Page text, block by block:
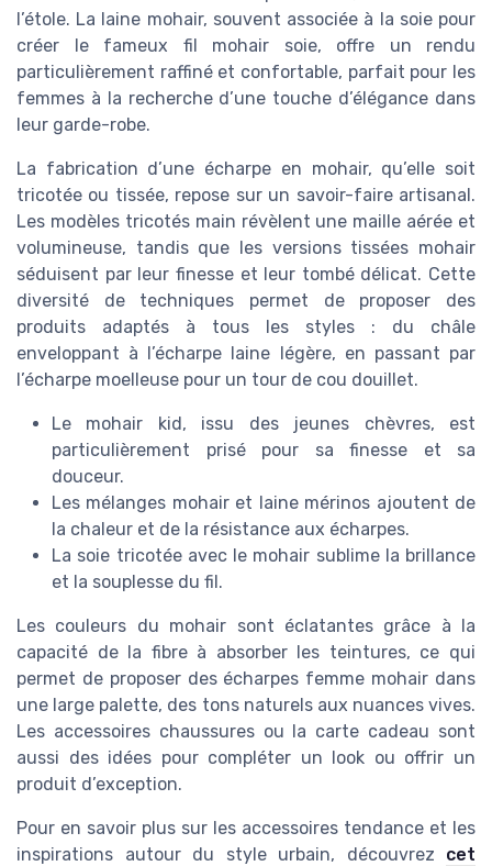
l’étole. La laine mohair, souvent associée à la soie pour
créer le fameux fil mohair soie, offre un rendu
particulièrement raffiné et confortable, parfait pour les
femmes à la recherche d’une touche d’élégance dans
leur garde-robe.
La fabrication d’une écharpe en mohair, qu’elle soit
tricotée ou tissée, repose sur un savoir-faire artisanal.
Les modèles tricotés main révèlent une maille aérée et
volumineuse, tandis que les versions tissées mohair
séduisent par leur finesse et leur tombé délicat. Cette
diversité de techniques permet de proposer des
produits adaptés à tous les styles : du châle
enveloppant à l’écharpe laine légère, en passant par
l’écharpe moelleuse pour un tour de cou douillet.
Le mohair kid, issu des jeunes chèvres, est
particulièrement prisé pour sa finesse et sa
douceur.
Les mélanges mohair et laine mérinos ajoutent de
la chaleur et de la résistance aux écharpes.
La soie tricotée avec le mohair sublime la brillance
et la souplesse du fil.
Les couleurs du mohair sont éclatantes grâce à la
capacité de la fibre à absorber les teintures, ce qui
permet de proposer des écharpes femme mohair dans
une large palette, des tons naturels aux nuances vives.
Les accessoires chaussures ou la carte cadeau sont
aussi des idées pour compléter un look ou offrir un
produit d’exception.
Pour en savoir plus sur les accessoires tendance et les
inspirations autour du style urbain, découvrez cet